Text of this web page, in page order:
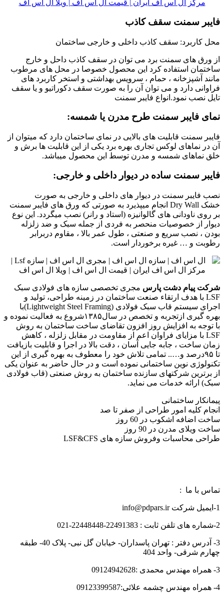
فایبر سمنت سقف کاذب
محل کاربرد: سقف کاذب داخلی و خارجی ساختمان
از ورق های سمنت برد می توان در سقف کاذب داحل و خارج
ساختمان استفاده کرد این محصول خصوصا در محل های مرطوب
مانند آشپزخانه ، حمام ، سرویس بهداشتی و استخر کاربرد های
فراوانی دارد و می توان آن را به صورت سقف دکوراتیو و یا سقف
تایل نصب نمود.انواع فایبر سمنت
نمای فایبر سمنت طرح مدرن یا شمسه:
فایبر سمنت قابلیت های بالایی در نمای ساختمان دارد که میتوان از
آن در نماهای لوکس تجاری بهره برد یکی از این قابلیت ها برش و
خلق نماهای شمسه و مدرن توسط این محصول میباشد.
فایبر سمنت ساده در دیوار داخلی و خارجی:
نصب فایبر سمنت در دیوار های داخلی و خارجی به صورت
خشک Dry Wall انجام میپذیرد به صورتی که ورق های فایبر سمنت
بر روی ناودانی های گالوانیزه (استاد و رانر) نصب میگردد. این نوع
دیوار از خصوصیات منحصر به فردی از جمله سبک و ضد زلزله
بودن ، نصب سریع و صنعتی ، طول عمر بالا ، مقاوم دربرابر
رطوبت و … غیره برخوردار است.
شرکت پیام دشت پارس مجری تخصصی سازه های فولادی سبک
LSF با هدف ارتقاء صنعت ساختمان در زمینه طراحی، تولید و
اجرای سیستم قاب سبک فولادی (Lightweight Steel Framing)با
بهره گیری ازتجربه و تخصص در سال۱۳۸۵شروع به فعالیت نموده و
با توجه به افزایش روز افزون تقاضای ساخت ساختمان به روش
LSF با مزایای فراوان اعم از مقاومت در مقابل زلزله ، کاهش
زمان ساخت ، جابه جایی آسان ، دقت بالا در اجرا و قابلیت بازیافت
تا ۹۵درصد و….. تمامی تلاش خود را معطوف به بهره گیری از این
تکنولوژی نوین ساختمانی نموده است و در حال حاضر به عنوان یکی
از برترین شرکتهای سازنده ساختمان به روش صنعتی (قاب فولادی
سبک) ارائه خدمات می نماید.
پیمانکار ساختمانی
انجام کلیه امور طراحی از صفر تا صد
ساخت اضافه اشکوب در 60 روز
ساخت ویلای مدرن در 90 روز
طراحی محاسبات وفروش سازه های LSF&CFS
تماس با ما :
1-ایمیل شرکت info@pdpars.ir
2-شماره های تلفن ثابت : 22491383-22448448-021
3- آدرس دفتر : تهران پاسداران- خیابان گل نبی- پلاک 40- طبقه
چهارم شرقی- واحد 404
3- همراه مهندس محمدی :09124942628
4- همراه مهندس چشمه علائی:09123399587